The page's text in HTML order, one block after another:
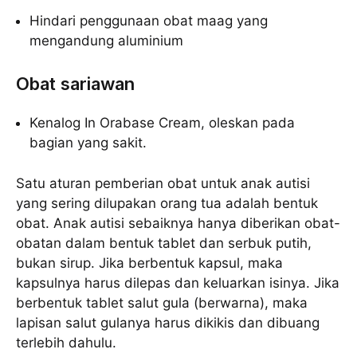
Hindari penggunaan obat maag yang
mengandung aluminium
Obat sariawan
Kenalog In Orabase Cream, oleskan pada
bagian yang sakit.
Satu aturan pemberian obat untuk anak autisi
yang sering dilupakan orang tua adalah bentuk
obat. Anak autisi sebaiknya hanya diberikan obat-
obatan dalam bentuk tablet dan serbuk putih,
bukan sirup. Jika berbentuk kapsul, maka
kapsulnya harus dilepas dan keluarkan isinya. Jika
berbentuk tablet salut gula (berwarna), maka
lapisan salut gulanya harus dikikis dan dibuang
terlebih dahulu.